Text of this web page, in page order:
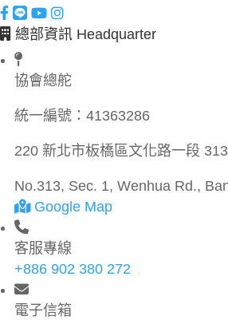
總部資訊 Headquarter
協會總舵
統一編號： 41363286
220 新北市板橋區文化路一段
No.313, Sec. 1, Wenhua Rd.,
Google Map
客服專線
+886 902 380 272
電子信箱